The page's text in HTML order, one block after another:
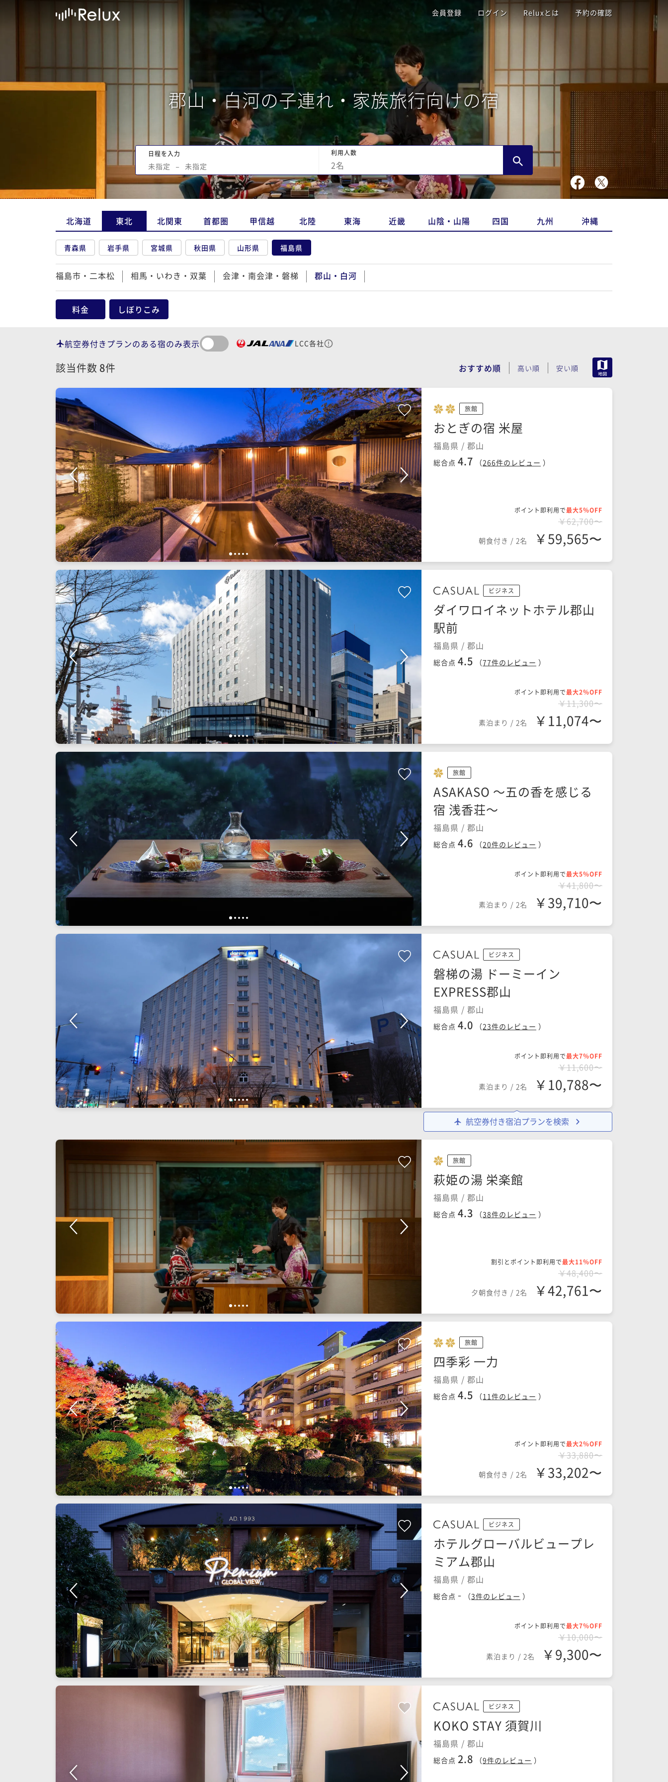
会員登録 ログイン Reluxとは 予約の確認
郡山・白河の子連れ・家族旅行向けの宿
日程を入力
未指定 − 未指定
利用人数
2名
北海道 東北 北関東 首都圏 甲信越 北陸 東海 近畿 山陰・山陽 四国 九州 沖縄
青森県 岩手県 宮城県 秋田県 山形県 福島県
福島市・二本松 相馬・いわき・双葉 会津・南会津・磐梯 郡山・白河
料金 しぼりこみ
航空券付きプランのある宿のみ表示 LCC各社
該当件数 8件 おすすめ順 高い順 安い順
1 2 3 4 5
旅館
おとぎの宿 米屋
福島県 / 郡山
総合点 4.7 （266件のレビュー ）
ポイント即利用で最大5％OFF
￥62,700〜
朝食付き / 2名 ￥59,565〜
1 2345
ビジネス
ダイワロイネットホテル郡山
駅前
福島県 / 郡山
総合点 4.5 （77件のレビュー ）
ポイント即利用で最大2％OFF
￥11,300〜
素泊まり / 2名 ￥11,074〜
1 2 3 4 5
旅館
ASAKASO ～五の香を感じる
宿 浅香荘～
福島県 / 郡山
総合点 4.6 （20件のレビュー ）
ポイント即利用で最大5％OFF
￥41,800〜
素泊まり / 2名 ￥39,710〜
1 2345
ビジネス
磐梯の湯 ドーミーイン
EXPRESS郡山
福島県 / 郡山
総合点 4.0 （23件のレビュー ）
ポイント即利用で最大7％OFF
￥11,600〜
素泊まり / 2名 ￥10,788〜
航空券付き宿泊プランを検索
1 2 3 4 5
旅館
萩姫の湯 栄楽館
福島県 / 郡山
総合点 4.3 （38件のレビュー ）
割引とポイント即利用で最大11％OFF
￥48,400〜
夕朝食付き / 2名 ￥42,761〜
1 2345
旅館
四季彩 一力
福島県 / 郡山
総合点 4.5 （11件のレビュー ）
ポイント即利用で最大2％OFF
￥33,880〜
朝食付き / 2名 ￥33,202〜
1 2345
ビジネス
ホテルグローバルビュープレ
ミアム郡山
福島県 / 郡山
総合点 - （3件のレビュー ）
ポイント即利用で最大7％OFF
￥10,000〜
素泊まり / 2名 ￥9,300〜
ビジネス
KOKO STAY 須賀川
福島県 / 郡山
総合点 2.8 （9件のレビュー ）